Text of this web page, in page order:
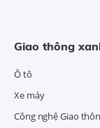
Giao thông
Ô tô
Xe máy
Công nghệ Giao